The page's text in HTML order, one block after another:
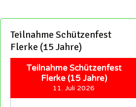
Teilnahme Schützenfest
Flerke (15 Jahre)
Teilnahme Schützenfest
Flerke (15 Jahre)
11. Juli 2026